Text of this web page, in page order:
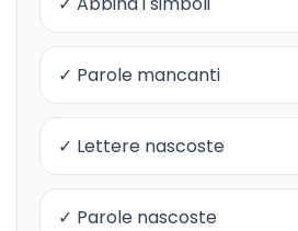
✓ Parole mancanti
✓ Lettere nascoste
✓ Parole nascoste